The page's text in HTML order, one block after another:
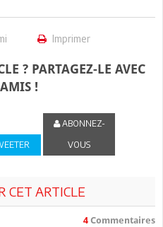
Imprimer
? PARTAGEZ-LE AVEC
!
ABONNEZ-
VOUS
CET ARTICLE
4 Commentaires